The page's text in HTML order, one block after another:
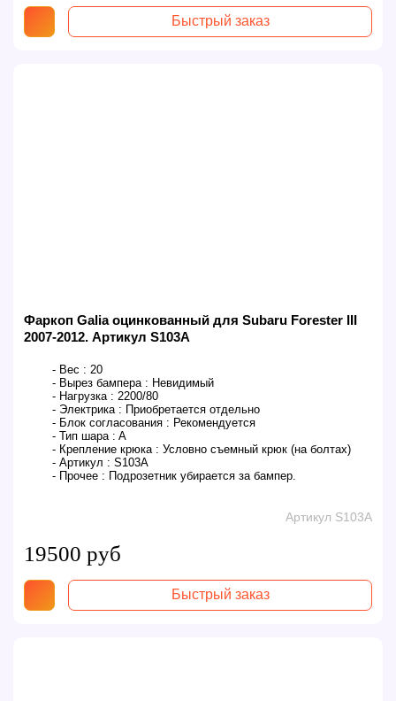
Быстрый заказ
Фаркоп Galia оцинкованный для Subaru Forester III
2007-2012. Артикул S103A
- Вес : 20
- Вырез бампера : Невидимый
- Нагрузка : 2200/80
- Электрика : Приобретается отдельно
- Блок согласования : Рекомендуется
- Тип шара : A
- Крепление крюка : Условно съемный крюк (на болтах)
- Артикул : S103A
- Прочее : Подрозетник убирается за бампер.
Артикул S103A
19500 руб
Быстрый заказ